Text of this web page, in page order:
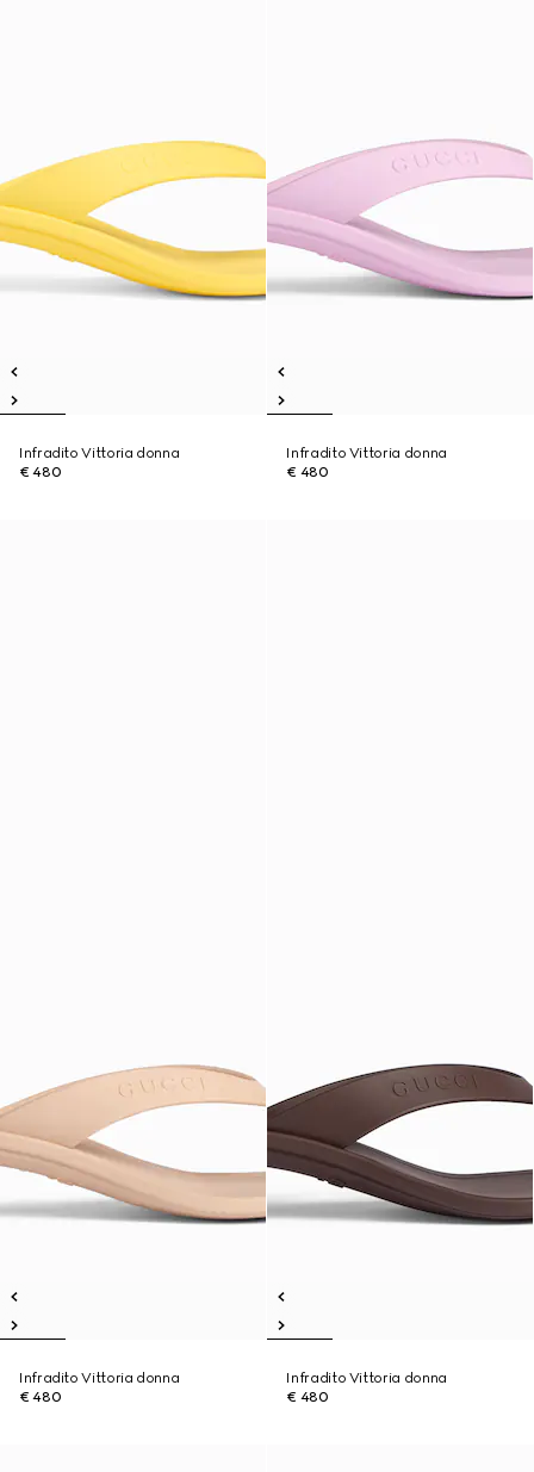
Infradito Vittoria donna
€ 480
Infradito Vittoria donna
€ 480
Infradito Vittoria donna
€ 480
Infradito Vittoria donna
€ 480